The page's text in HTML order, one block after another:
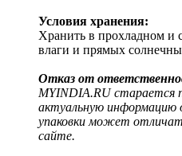
Условия хранения:
Хранить в прохладном и
влаги и прямых
Отказ от
MYINDIA.RU старается
актуальную информацию
упаковки может
сайте.